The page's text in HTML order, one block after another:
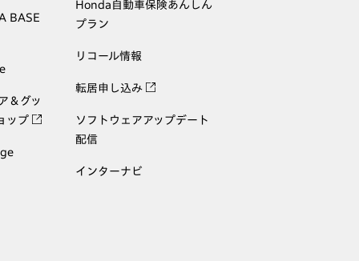
BASE
＆グッ
ップ
Honda自動車保険あんしん
プラン
リコール情報
転居申し込み
ソフトウェアアップデート
配信
インターナビ